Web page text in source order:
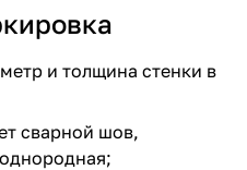
и толщина стенки в
сварной шов,